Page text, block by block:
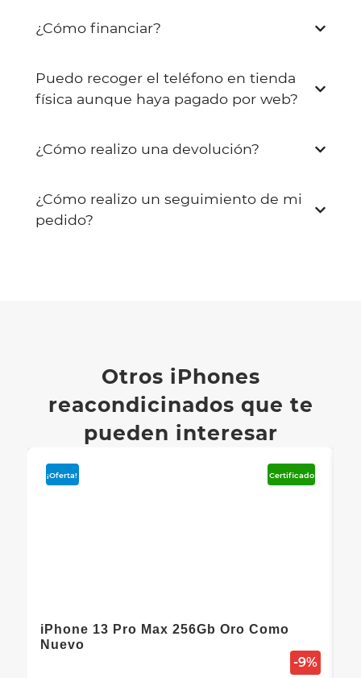
¿Cómo financiar?
Puedo recoger el teléfono en tienda
física aunque haya pagado por web?
¿Cómo realizo una devolución?
¿Cómo realizo un seguimiento de mi
pedido?
Otros iPhones
reacondicinados que te
pueden interesar
¡Oferta! Certificado
iPhone 13 Pro Max 256Gb Oro Como
Nuevo
-9%